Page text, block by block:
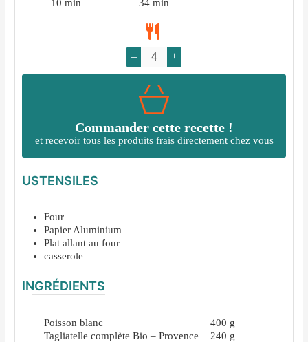
10 minutes
min
34minutes
min
– +
Commander cette recette !
et recevoir tous les produits frais directement chez vous
USTENSILES
Four
Papier Aluminium
Plat allant au four
casserole
INGRÉDIENTS
Poisson blanc 400 g
Tagliatelle complète Bio – Provence
240 g